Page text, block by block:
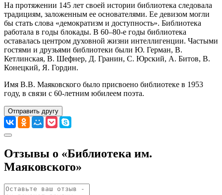
На протяжении 145 лет своей истории библиотека следовала
традициям, заложенным ее основателями. Ее девизом могли
бы стать слова «демократизм и доступность». Библиотека
работала в годы блокады. В 60–80-е годы библиотека
оставалась центром духовной жизни интеллигенции. Частыми
гостями и друзьями библиотеки были Ю. Герман, В.
Кетлинская, В. Шефнер, Д. Гранин, С. Юрский, А. Битов, В.
Конецкий, Я. Гордин.
Имя В.В. Маяковского было присвоено библиотеке в 1953
году, в связи с 60-летним юбилеем поэта.
Отправить другу
Отзывы о «Библиотека им.
Маяковского»